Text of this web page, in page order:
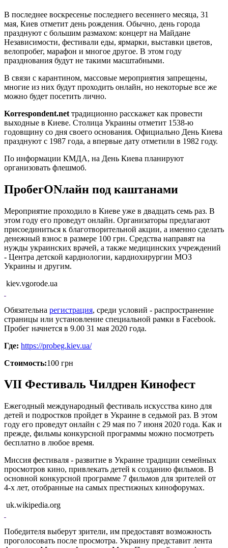
В последнее воскресенье последнего весеннего месяца, 31
мая, Киев отметит день рождения. Обычно, день города
празднуют с большим размахом: концерт на Майдане
Независимости, фестивали еды, ярмарки, выставки цветов,
велопробег, марафон и многое другое. В этом году
празднования будут не такими масштабными.
В связи с карантином, массовые мероприятия запрещены,
многие из них будут проходить онлайн, но некоторые все же
можно будет посетить лично.
Korrespondent.net традиционно расскажет как провести
выходные в Киеве. Столица Украины отметит 1538-ю
годовщину со дня своего основания. Официально День Киева
празднуют с 1987 года, а впервые дату отметили в 1982 году.
По информации КМДА, на День Киева планируют
организовать флешмоб.
ПробегONлайн под каштанами
Мероприятие проходило в Киеве уже в двадцать семь раз. В
этом году его проведут онлайн. Организаторы предлагают
присоединиться к благотворительной акции, а именно сделать
денежный взнос в размере 100 грн. Средства направят на
нужды украинских врачей, а также медицинских учреждений
- Центра детской кардиологии, кардиохирургии МОЗ
Украины и другим.
kiev.vgorode.ua
Обязательна регистрация, среди условий - распространение
страницы или установление специальной рамки в Facebook.
Пробег начнется в 9.00 31 мая 2020 года.
Где: https://probeg.kiev.ua/
Стоимость:100 грн
VII Фестиваль Чилдрен Кинофест
Ежегодный международный фестиваль искусства кино для
детей и подростков пройдет в Украине в седьмой раз. В этом
году его проведут онлайн с 29 мая по 7 июня 2020 года. Как и
прежде, фильмы конкурсной программы можно посмотреть
бесплатно в любое время.
Миссия фестиваля - развитие в Украине традиции семейных
просмотров кино, привлекать детей к созданию фильмов. В
основной конкурсной программе 7 фильмов для зрителей от
4-х лет, отобранные на самых престижных кинофорумах.
uk.wikipedia.org
Победителя выберут зрители, им предоставят возможность
проголосовать после просмотра. Украину представит лента